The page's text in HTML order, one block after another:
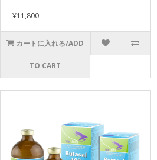
¥11,800
カートに入れる/ADD
TO CART